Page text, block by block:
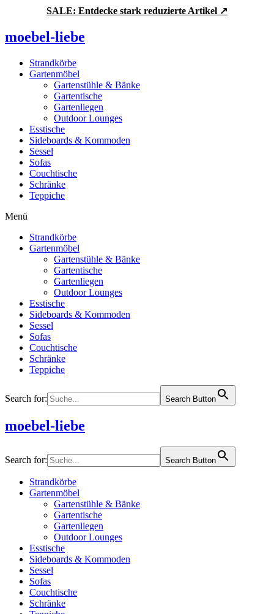
springen
SALE: Entdecke stark reduzierte Artikel ↗
moebel-liebe
Strandkörbe
Gartenmöbel
Gartenstühle & Bänke
Gartentische
Gartenliegen
Outdoor Lounges
Esstische
Sideboards & Kommoden
Sessel
Sofas
Couchtische
Schränke
Teppiche
Menü
Strandkörbe
Gartenmöbel
Gartenstühle & Bänke
Gartentische
Gartenliegen
Outdoor Lounges
Esstische
Sideboards & Kommoden
Sessel
Sofas
Couchtische
Schränke
Teppiche
Search for: Search Button
moebel-liebe
Search for: Search Button
Strandkörbe
Gartenmöbel
Gartenstühle & Bänke
Gartentische
Gartenliegen
Outdoor Lounges
Esstische
Sideboards & Kommoden
Sessel
Sofas
Couchtische
Schränke